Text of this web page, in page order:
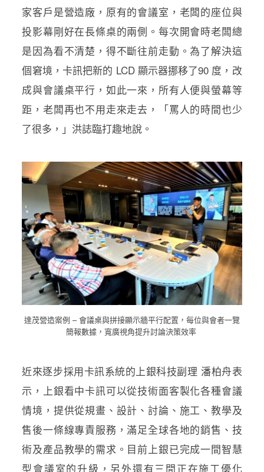
家客戶是營造廠，原有的會議室，老闆的座位與
投影幕剛好在長條桌的兩側。每次開會時老闆總
是因為看不清楚，得不斷往前走動。為了解決這
個窘境，卡訊把新的 LCD 顯示器挪移了90 度，改
成與會議桌平行，如此一來，所有人便與螢幕等
距，老闆再也不用走來走去，「罵人的時間也少
了很多，」洪誌臨打趣地說。
達茂營造案例 – 會議桌與拼接顯示牆平行配置，每位與會者一覽
簡報數據，寬廣視角提升討論決策效率
近來逐步採用卡訊系統的上銀科技副理 潘柏舟表
示，上銀看中卡訊可以從技術面客製化各種會議
情境，提供從規畫、設計、討論、施工、教學及
售後一條線專責服務，滿足全球各地的銷售、技
術及產品教學的需求。目前上銀已完成一間智慧
型會議室的升級，另外還有三間正在施工優化